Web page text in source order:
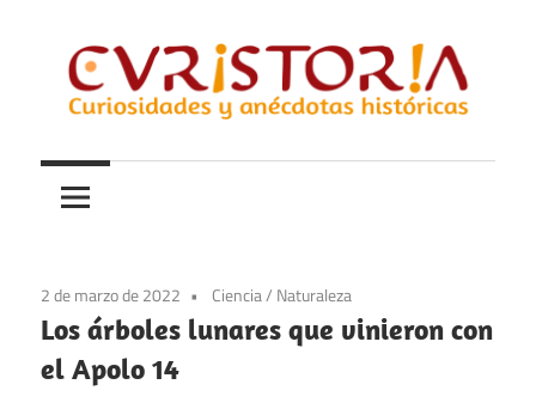
contenido
Curistoria
y
anécdotas
historia
2 de marzo de 2022 Ciencia/ Naturaleza
Los árboles lunares que vinieron con
el Apolo 14